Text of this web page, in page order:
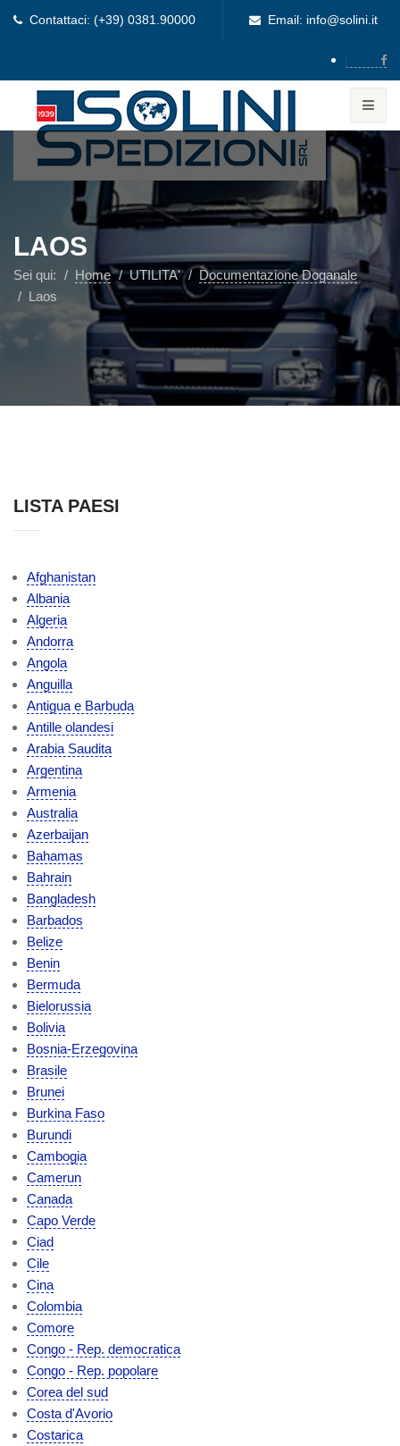
Contattaci: (+39) 0381.90000 Email: info@solini.it
LAOS
Sei qui: Home UTILITA'
Documentazione Doganale
Laos
LISTA PAESI
Afghanistan
Albania
Algeria
Andorra
Angola
Anguilla
Antigua e Barbuda
Antille olandesi
Arabia Saudita
Argentina
Armenia
Australia
Azerbaijan
Bahamas
Bahrain
Bangladesh
Barbados
Belize
Benin
Bermuda
Bielorussia
Bolivia
Bosnia-Erzegovina
Brasile
Brunei
Burkina Faso
Burundi
Cambogia
Camerun
Canada
Capo Verde
Ciad
Cile
Cina
Colombia
Comore
Congo - Rep. democratica
Congo - Rep. popolare
Corea del sud
Costa d'Avorio
Costarica